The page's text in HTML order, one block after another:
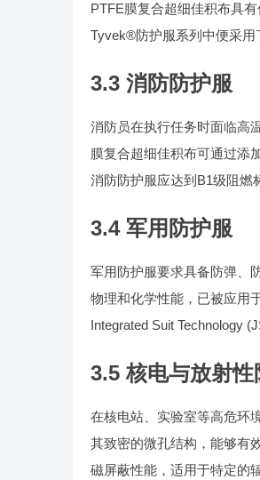
PTFE膜复合超细佳积布具
Tyvek®防护服系列中便采用
3.3 消防防护服
消防员在执行任务时面临高
膜复合超细佳积布可通过添
消防防护服应达到B1级阻燃
3.4 军用防护服
军用防护服要求具备防弹、
物理和化学性能，已被应用
Integrated Suit Technology
3.5 核电与放射性
在核电站、实验室等高危环
其致密的微孔结构，能够有
磁屏蔽性能，适用于特定的